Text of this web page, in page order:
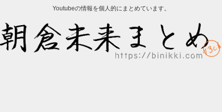
Youtubeの情報を個人的にまとめています。